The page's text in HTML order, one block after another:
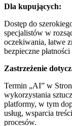
Dla kupujących:
Dostęp do
specjalistów w
oczekiwania, łatwe
bezpieczne
Zastrzeżenie
Termin „AI” w
wykorzystania
platformy, w tym
usług, wsparcia
procesów.